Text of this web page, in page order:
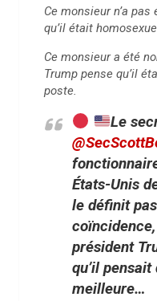
Ce monsieur n’a
qu’il était
Ce monsieur a été
Trump pense qu’il
poste.
Le
États-Unis
le définit pas
président
qu’il pensait
meilleure…